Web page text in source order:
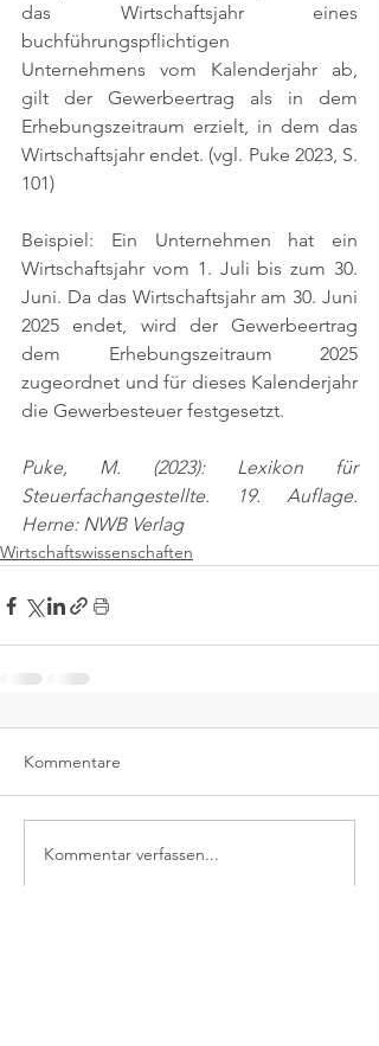
das Wirtschaftsjahr eines
buchführungspflichtigen
Unternehmens vom Kalenderjahr ab,
gilt der Gewerbeertrag als in dem
Erhebungszeitraum erzielt, in dem das
Wirtschaftsjahr endet. (vgl. Puke 2023, S.
101)
Beispiel: Ein Unternehmen hat ein
Wirtschaftsjahr vom 1. Juli bis zum 30.
Juni. Da das Wirtschaftsjahr am 30. Juni
2025 endet, wird der Gewerbeertrag
dem Erhebungszeitraum 2025
zugeordnet und für dieses Kalenderjahr
die Gewerbesteuer festgesetzt.
Puke, M. (2023): Lexikon für
Steuerfachangestellte. 19. Auflage.
Herne: NWB Verlag
Wirtschaftswissenschaften
Kommentare
Kommentar verfassen...